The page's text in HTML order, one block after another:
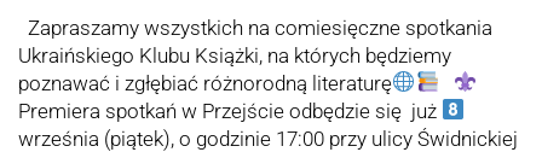
Zapraszamy wszystkich na comiesięczne spotkania
Ukraińskiego Klubu Książki, na których będziemy
poznawać i zgłębiać różnorodną literaturę
Premiera spotkań w Przejście odbędzie się już
września (piątek), o godzinie 17:00 przy ulicy Świdnickiej